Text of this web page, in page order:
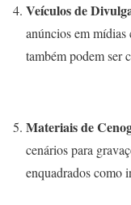
Veículos de
anúncios em
também podem ser
Materiais de
cenários para
enquadrados como